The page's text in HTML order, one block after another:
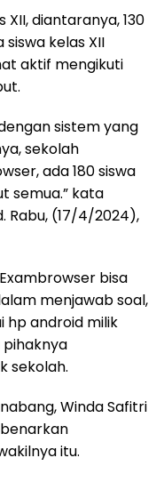
XII, diantaranya, 130
siswa kelas XII
aktif mengikuti
sistem yang
sekolah
ada 180 siswa
semua.” kata
Rabu, (17/4/2024),
bisa
menjawab soal,
hp android milik
pihaknya
sekolah.
Winda Safitri
itu.